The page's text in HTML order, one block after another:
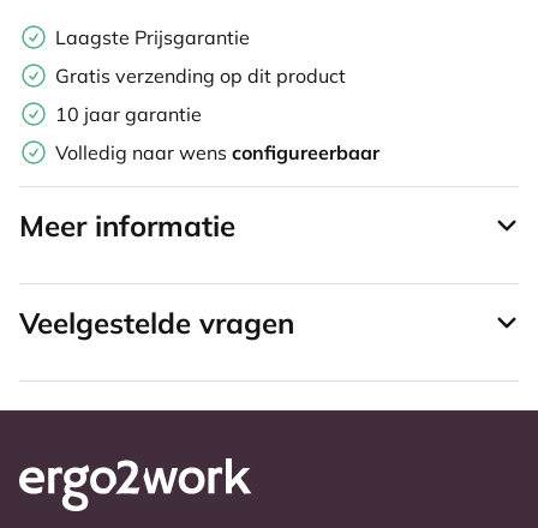
Laagste Prijsgarantie
Gratis verzending op dit product
10 jaar garantie
Volledig naar wens configureerbaar
Meer informatie
Veelgestelde vragen